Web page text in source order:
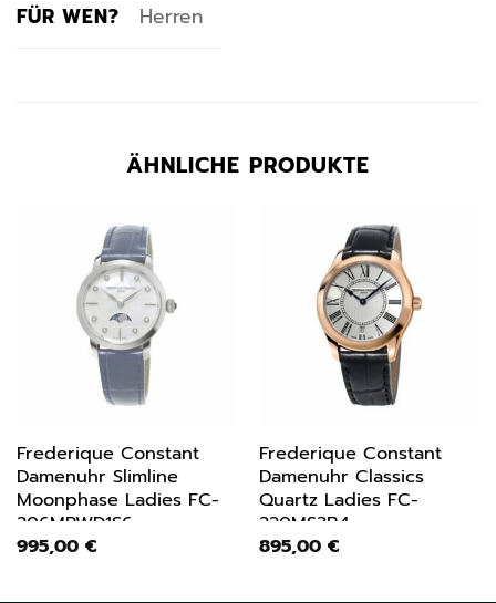
FÜR WEN? Herren
ÄHNLICHE PRODUKTE
Frederique Constant
Damenuhr Slimline
Moonphase Ladies FC-
206MPWD1S6
995,00 €
Frederique Constant
Damenuhr Classics
Quartz Ladies FC-
220MS3B4
895,00 €